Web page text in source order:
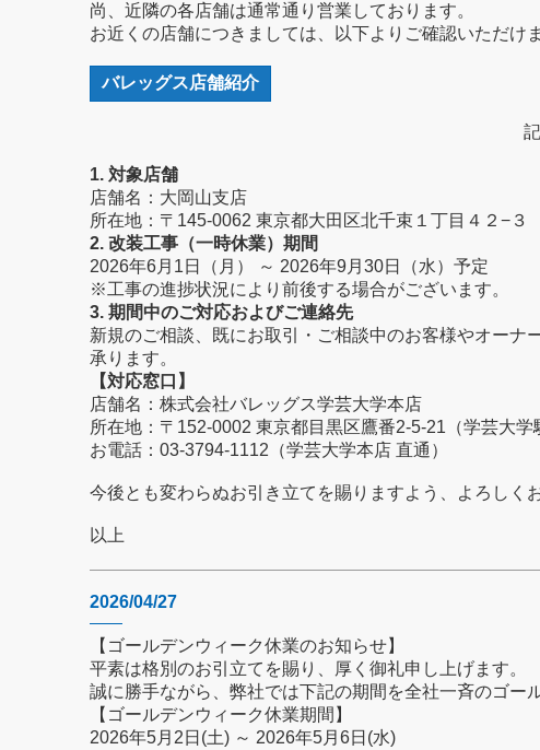
尚、近隣の各店舗は通常通り営業しております。
お近くの店舗につきましては、以下よりご確認いただけま
バレッグス店舗紹介
記
1. 対象店舗
店舗名：大岡山支店
所在地：〒145-0062 東京都大田区北千束１丁目４２−３
2. 改装工事（一時休業）期間
2026年6月1日（月） ～ 2026年9月30日（水）予定
※工事の進捗状況により前後する場合がございます。
3. 期間中のご対応およびご連絡先
新規のご相談、既にお取引・ご相談中のお客様やオーナ
承ります。
【対応窓口】
店舗名：株式会社バレッグス学芸大学本店
所在地：〒152-0002 東京都目黒区鷹番2-5-21（学芸大学
お電話：03-3794-1112（学芸大学本店 直通）
今後とも変わらぬお引き立てを賜りますよう、よろしく
以上
2026/04/27
【ゴールデンウィーク休業のお知らせ】
平素は格別のお引立てを賜り、厚く御礼申し上げます。
誠に勝手ながら、弊社では下記の期間を全社一斉のゴー
【ゴールデンウィーク休業期間】
2026年5月2日(土) ～ 2026年5月6日(水)